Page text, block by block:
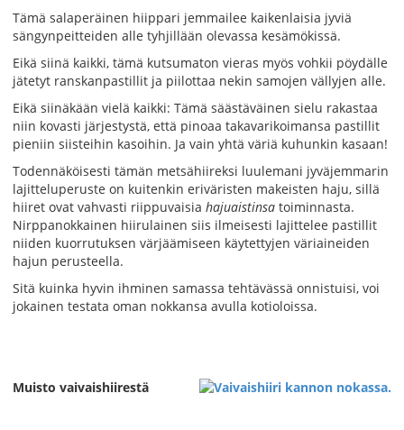
Tämä salaperäinen hiippari jemmailee kaikenlaisia jyviä
sängynpeitteiden alle tyhjillään olevassa kesämökissä.
Eikä siinä kaikki, tämä kutsumaton vieras myös vohkii pöydälle
jätetyt ranskanpastillit ja piilottaa nekin samojen vällyjen alle.
Eikä siinäkään vielä kaikki: Tämä säästäväinen sielu rakastaa
niin kovasti järjestystä, että pinoaa takavarikoimansa pastillit
pieniin siisteihin kasoihin. Ja vain yhtä väriä kuhunkin kasaan!
Todennäköisesti tämän metsähiireksi luulemani jyväjemmarin
lajitteluperuste on kuitenkin eriväristen makeisten haju, sillä
hiiret ovat vahvasti riippuvaisia hajuaistinsa toiminnasta.
Nirppanokkainen hiirulainen siis ilmeisesti lajittelee pastillit
niiden kuorrutuksen värjäämiseen käytettyjen väriaineiden
hajun perusteella.
Sitä kuinka hyvin ihminen samassa tehtävässä onnistuisi, voi
jokainen testata oman nokkansa avulla kotioloissa.
Muisto vaivaishiirestä